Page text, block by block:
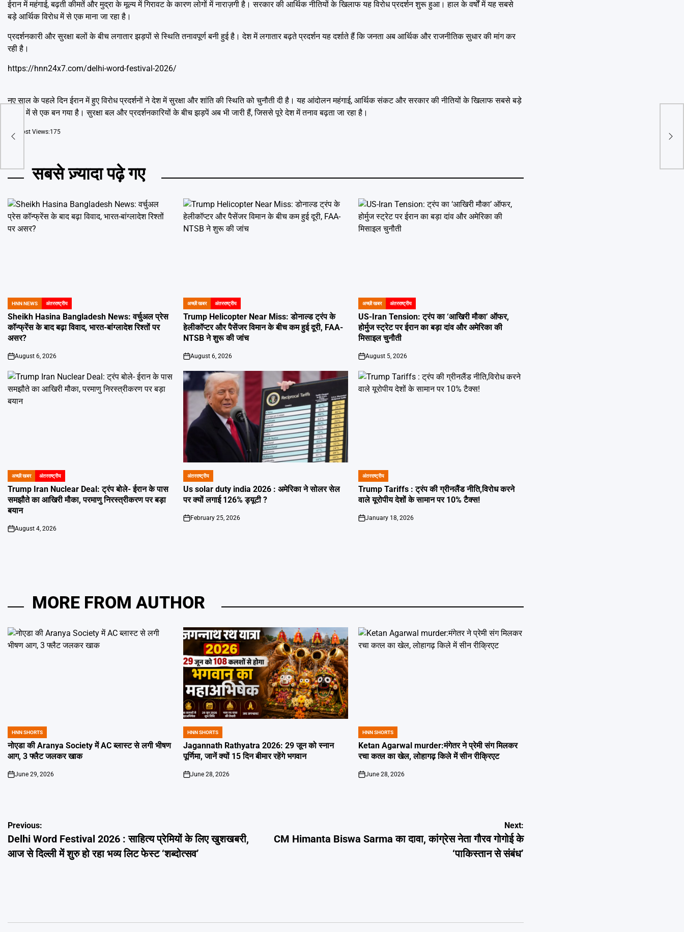
ईरान में महंगाई, बढ़ती कीमतें और मुद्रा के मूल्य में गिरावट के कारण लोगों में नाराज़गी है। सरकार की आर्थिक नीतियों के खिलाफ यह विरोध प्रदर्शन शुरू हुआ। हाल के वर्षों में यह सबसे
बड़े आर्थिक विरोध में से एक माना जा रहा है।
प्रदर्शनकारी और सुरक्षा बलों के बीच लगातार झड़पों से स्थिति तनावपूर्ण बनी हुई है। देश में लगातार बढ़ते प्रदर्शन यह दर्शाते हैं कि जनता अब आर्थिक और राजनीतिक सुधार की मांग कर
रही है।
https://hnn24x7.com/delhi-word-festival-2026/
नए साल के पहले दिन ईरान में हुए विरोध प्रदर्शनों ने देश में सुरक्षा और शांति की स्थिति को चुनौती दी है। यह आंदोलन महंगाई, आर्थिक संकट और सरकार की नीतियों के खिलाफ सबसे बड़े
विरोध में से एक बन गया है। सुरक्षा बल और प्रदर्शनकारियों के बीच झड़पें अब भी जारी हैं, जिससे पूरे देश में तनाव बढ़ता जा रहा है।
Post Views:175
सबसे ज़्यादा पढ़े गए
POSTED
IN
HNN NEWS अंतरराष्ट्रीय
Sheikh Hasina Bangladesh News: वर्चुअल प्रेस
कॉन्फ्रेंस के बाद बढ़ा विवाद, भारत-बांग्लादेश रिश्तों पर
असर?
on
August 6, 2026
POSTED
IN
अच्छी खबर अंतरराष्ट्रीय
Trump Helicopter Near Miss: डोनाल्ड ट्रंप के
हेलीकॉप्टर और पैसेंजर विमान के बीच कम हुई दूरी, FAA-
NTSB ने शुरू की जांच
on
August 6, 2026
POSTED
IN
अच्छी खबर अंतरराष्ट्रीय
US-Iran Tension: ट्रंप का ‘आखिरी मौका’ ऑफर,
होर्मुज स्ट्रेट पर ईरान का बड़ा दांव और अमेरिका की
मिसाइल चुनौती
on
August 5, 2026
POSTED
IN
अच्छी खबर अंतरराष्ट्रीय
Trump Iran Nuclear Deal: ट्रंप बोले- ईरान के पास
समझौते का आखिरी मौका, परमाणु निरस्त्रीकरण पर बड़ा
बयान
on
August 4, 2026
POSTED
IN
अंतरराष्ट्रीय
Us solar duty india 2026 : अमेरिका ने सोलर सेल
पर क्यों लगाई 126% ड्यूटी ?
on
February 25, 2026
POSTED
IN
अंतरराष्ट्रीय
Trump Tariffs : ट्रंप की ग्रीनलैंड नीति,विरोध करने
वाले यूरोपीय देशों के सामान पर 10% टैक्स!
on
January 18, 2026
MORE FROM AUTHOR
POSTED
IN
HNN SHORTS
नोएडा की Aranya Society में AC ब्लास्ट से लगी भीषण
आग, 3 फ्लैट जलकर खाक
on
June 29, 2026
POSTED
IN
HNN SHORTS
Jagannath Rathyatra 2026: 29 जून को स्नान
पूर्णिमा, जानें क्यों 15 दिन बीमार रहेंगे भगवान
on
June 28, 2026
POSTED
IN
HNN SHORTS
Ketan Agarwal murder:मंगेतर ने प्रेमी संग मिलकर
रचा कत्ल का खेल, लोहागढ़ किले में सीन रीक्रिएट
on
June 28, 2026
Post
navigation
Previous:
Delhi Word Festival 2026 : साहित्य प्रेमियों के लिए खुशखबरी,
आज से दिल्ली में शुरु हो रहा भव्य लिट फेस्ट ‘शब्दोत्सव’
Next:
CM Himanta Biswa Sarma का दावा, कांग्रेस नेता गौरव गोगोई के
‘पाकिस्तान से संबंध’